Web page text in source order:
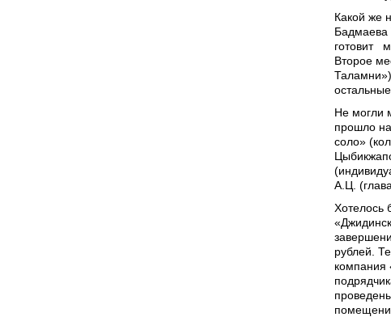
Какой же
Бадмаева
готовит
Второе
Не могли
прошло
соло»
А.Ц.
Хотелось
рублей.
компания